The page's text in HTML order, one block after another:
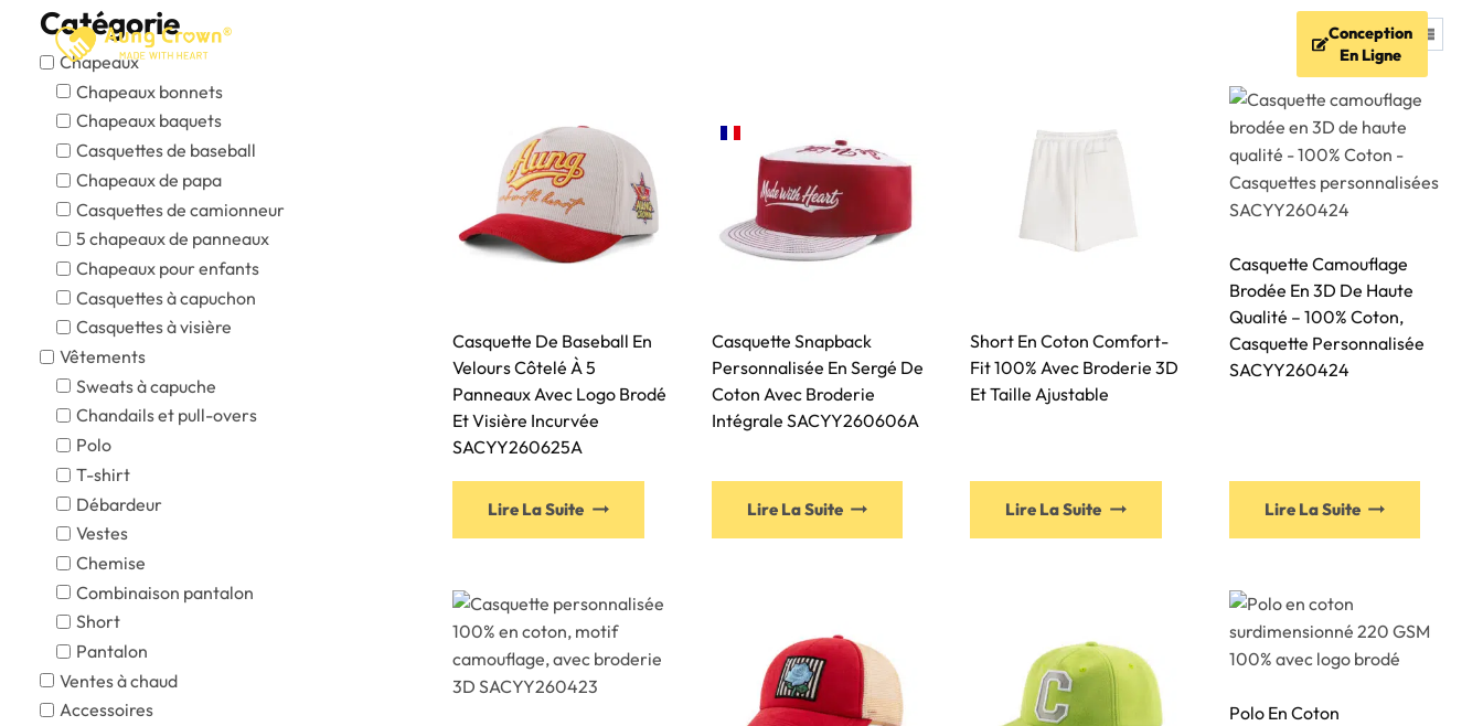
content
Conception
En Ligne
Casquette De Baseball En
Velours Côtelé À 5
Panneaux Avec Logo Brodé
Et Visière Incurvée
SACYY260625A
Lire La Suite
Casquette Snapback
Personnalisée En Sergé De
Coton Avec Broderie
Intégrale SACYY260606A
Lire La Suite
Short En Coton Comfort-
Fit 100% Avec Broderie 3D
Et Taille Ajustable
Lire La Suite
Casquette Camouflage
Brodée En 3D De Haute
Qualité – 100% Coton,
Casquette Personnalisée
SACYY260424
Lire La Suite
Polo En Coton
Catégorie
Chapeaux
Chapeaux bonnets
Chapeaux baquets
Casquettes de baseball
Chapeaux de papa
Casquettes de camionneur
5 chapeaux de panneaux
Chapeaux pour enfants
Casquettes à capuchon
Casquettes à visière
Vêtements
Sweats à capuche
Chandails et pull-overs
Polo
T-shirt
Débardeur
Vestes
Chemise
Combinaison pantalon
Short
Pantalon
Ventes à chaud
Accessoires